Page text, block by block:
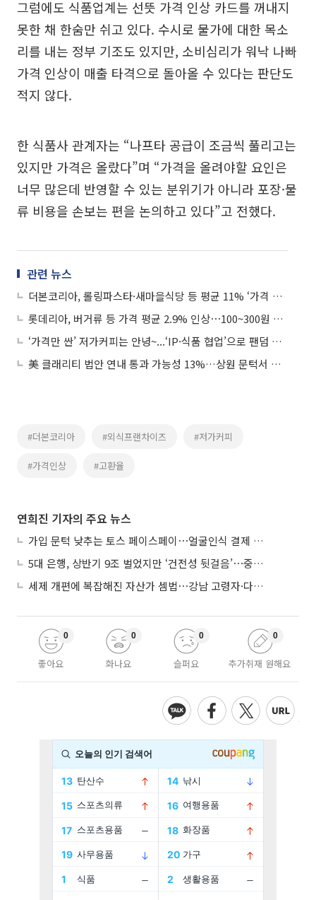
그럼에도 식품업계는 선뜻 가격 인상 카드를 꺼내지
못한 채 한숨만 쉬고 있다. 수시로 물가에 대한 목소
리를 내는 정부 기조도 있지만, 소비심리가 워낙 나빠
가격 인상이 매출 타격으로 돌아올 수 있다는 판단도
적지 않다.
한 식품사 관계자는 “나프타 공급이 조금씩 풀리고는
있지만 가격은 올랐다”며 “가격을 올려야할 요인은
너무 많은데 반영할 수 있는 분위기가 아니라 포장·물
류 비용을 손보는 편을 논의하고 있다”고 전했다.
관련 뉴스
더본코리아, 롤링파스타·새마을식당 등 평균 11% ‘가격 인상’⋯빽다방 동결
롯데리아, 버거류 등 가격 평균 2.9% 인상⋯100~300원 오른다
‘가격만 싼’ 저가커피는 안녕~...‘IP·식품 협업’으로 팬덤 공략
美 클래리티 법안 연내 통과 가능성 13%…상원 문턱서 제동
#더본코리아 #외식프랜차이즈 #저가커피
#가격인상 #고환율
연희진 기자의 주요 뉴스
가입 문턱 낮추는 토스 페이스페이⋯얼굴인식 결제 확산 속도낸다
5대 은행, 상반기 9조 벌었지만 ‘건전성 뒷걸음’⋯중기대출 문턱 높아지나
세제 개편에 복잡해진 자산가 셈법⋯강남 고령자·다주택자 ‘자산재편 고심’
좋아요
0
화나요
0
슬퍼요
0
추가취재 원해요
0